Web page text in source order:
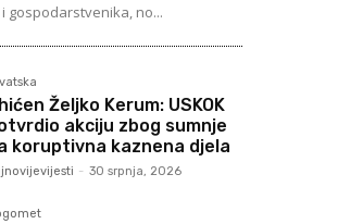
gospodarstvenika, no...
Željko Kerum: USKOK
akciju zbog sumnje
koruptivna kaznena djela
- 30 srpnja, 2026